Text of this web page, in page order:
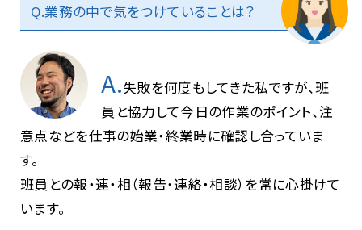
Q.業務の中で気をつけていることは？
A.失敗を何度もしてきた私ですが、班
員と協力して今日の作業のポイント、注
意点などを仕事の始業・終業時に確認し合っていま
す。
班員との報・連・相（報告・連絡・相談）を常に心掛けて
います。